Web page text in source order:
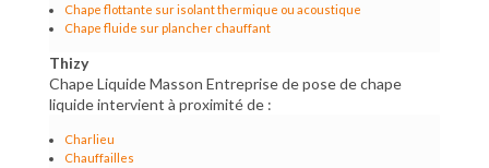
Chape flottante sur isolant thermique ou acoustique
Chape fluide sur plancher chauffant
Thizy
Chape Liquide Masson Entreprise de pose de chape
liquide intervient à proximité de :
Charlieu
Chauffailles